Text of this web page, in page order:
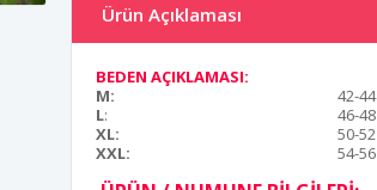
Ürün Açıklaması
BEDEN AÇIKLAMASI:
M:
42-44
L:
46-48
XL:
50-52
XXL:
54-56